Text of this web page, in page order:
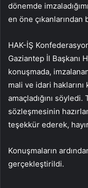
dönemde
en öne çıkanlarından
HAK-İŞ
Gaziantep İl Başkanı
konuşmada,
mali ve idari
amaçladığını
sözleşmesinin
teşekkür ederek,
Konuşmaların
gerçekleştirildi.